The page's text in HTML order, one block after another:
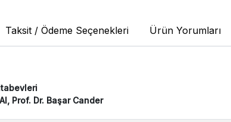
Taksit / Ödeme Seçenekleri Ürün Yorumları
Prof. Dr. Başar Cander